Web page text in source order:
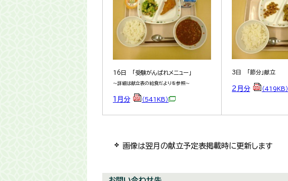
16日 「受験がんばれメニュー」
～詳細は献立表の給食だよりを参照～
1月分 （541KB）
3日 「節分」献立
2月分 （419KB）
画像は翌月の献立予定表掲載時に更新します